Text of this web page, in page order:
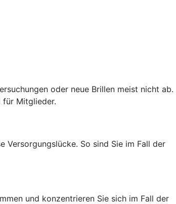
oder neue Brillen meist nicht ab.
für Mitglieder.
Versorgungslücke. So sind Sie im Fall der
und konzentrieren Sie sich im Fall der